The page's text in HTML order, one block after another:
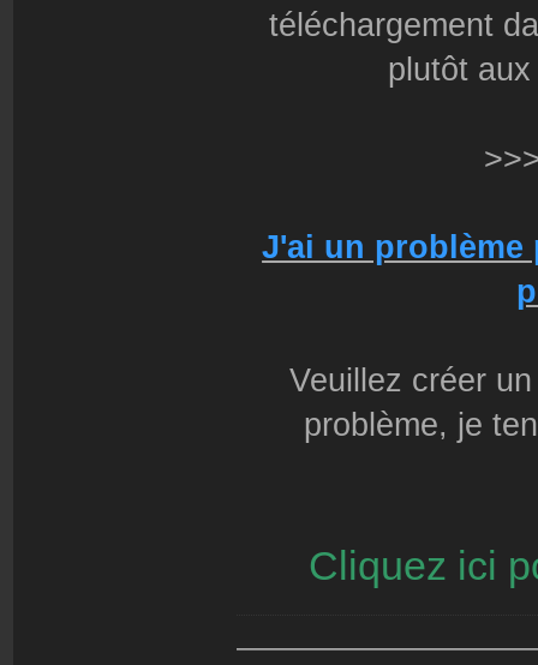
téléchargement
plutôt
J'ai un problème
Veuillez créer
problème, je
Cliquez ici